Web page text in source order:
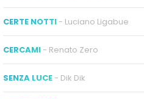
CERTE NOTTI - Luciano Ligabue
CERCAMI - Renato Zero
SENZA LUCE - Dik Dik